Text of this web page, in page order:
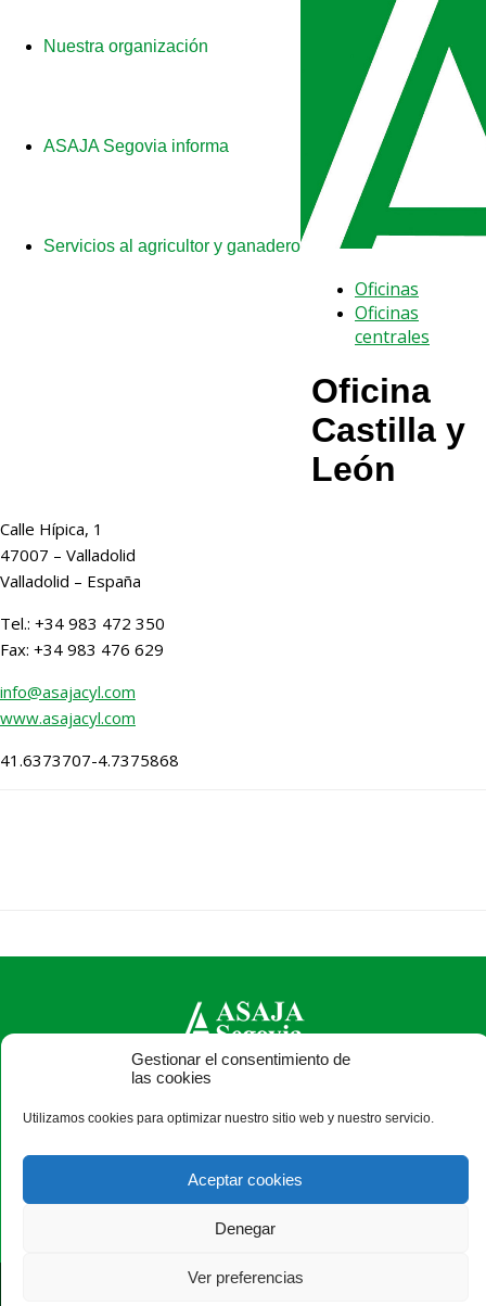
Gestionar el consentimiento de
las cookies
Utilizamos cookies para optimizar nuestro sitio web y nuestro servicio.
Aceptar cookies
Denegar
Ver preferencias
Nuestra organización
ASAJA Segovia informa
Servicios al agricultor y ganadero
Oficinas
Oficinas
centrales
Oficina
Castilla y
León
Calle Hípica, 1
47007 – Valladolid
Valladolid – España
Tel.: +34 983 472 350
Fax: +34 983 476 629
info@asajacyl.com
www.asajacyl.com
41.6373707-4.7375868
C/ Bomberos, 10 - 40003 Segovia - España · Tel.: +34 921
asajasegovia@asajasegovia.com
© Aviso Legal | Xolido